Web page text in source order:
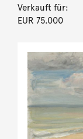
Verkauft für:
EUR 75.000